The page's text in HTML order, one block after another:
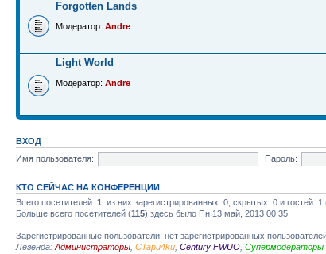
Forgotten Lands
Модератор: Andre
Light World
Модератор: Andre
ВХОД
Имя пользователя:
Пароль:
КТО СЕЙЧАС НА КОНФЕРЕНЦИИ
Всего посетителей: 1 , из них зарегистрированных: 0, скрытых: 0 и гостей:
Больше всего посетителей (115) здесь было Пн 13 май, 2013 00:35
Зарегистрированные пользователи: нет зарегистрированных
Легенда: Администраторы CTapu4ku Century FWUO Супермодераторы